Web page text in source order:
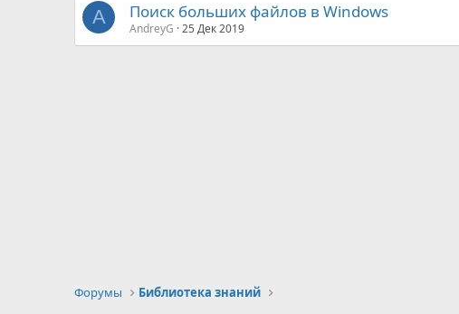
A Поиск больших файлов в Windows
AndreyG 25 Дек 2019
Форумы Библиотека знаний